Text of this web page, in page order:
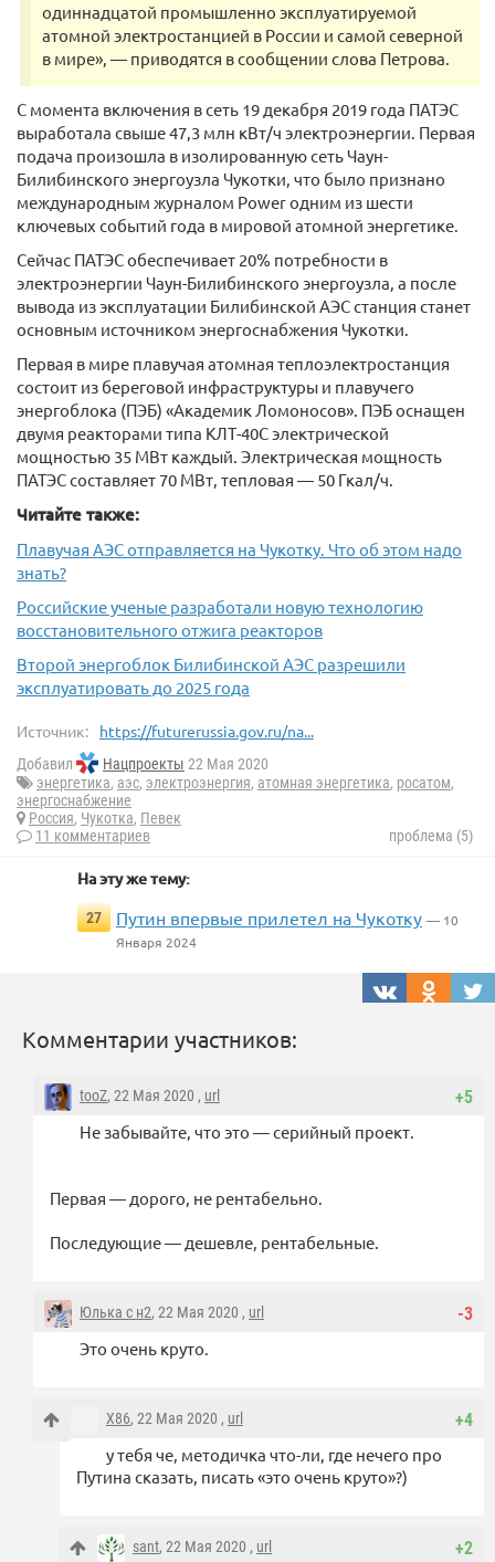
одиннадцатой промышленно эксплуатируемой
атомной электростанцией в России и самой северной
в мире», — приводятся в сообщении слова Петрова.
С момента включения в сеть 19 декабря 2019 года ПАТЭС
выработала свыше 47,3 млн кВт/ч электроэнергии. Первая
подача произошла в изолированную сеть Чаун-
Билибинского энергоузла Чукотки, что было признано
международным журналом Power одним из шести
ключевых событий года в мировой атомной энергетике.
Сейчас ПАТЭС обеспечивает 20% потребности в
электроэнергии Чаун-Билибинского энергоузла, а после
вывода из эксплуатации Билибинской АЭС станция станет
основным источником энергоснабжения Чукотки.
Первая в мире плавучая атомная теплоэлектростанция
состоит из береговой инфраструктуры и плавучего
энергоблока (ПЭБ) «Академик Ломоносов». ПЭБ оснащен
двумя реакторами типа КЛТ-40С электрической
мощностью 35 МВт каждый. Электрическая мощность
ПАТЭС составляет 70 МВт, тепловая — 50 Гкал/ч.
Читайте также:
Плавучая АЭС отправляется на Чукотку. Что об этом надо
знать?
Российские ученые разработали новую технологию
восстановительного отжига реакторов
Второй энергоблок Билибинской АЭС разрешили
эксплуатировать до 2025 года
Источник: https://futurerussia.gov.ru/na...
Добавил Нацпроекты 22 Мая 2020
энергетика, аэс, электроэнергия, атомная энергетика, росатом,
энергоснабжение
Россия, Чукотка, Певек
11 комментариев
проблема (5)
На эту же тему:
27 Путин впервые прилетел на Чукотку — 10
Января 2024
Комментарии участников:
+5
tooZ, 22 Мая 2020 , url
Не забывайте, что это — серийный проект.
Первая — дорого, не рентабельно.
Последующие — дешевле, рентабельные.
-3
Юлька с н2, 22 Мая 2020 , url
Это очень круто.
+4
X86, 22 Мая 2020 , url
у тебя че, методичка что-ли, где нечего про
Путина сказать, писать «это очень круто»?)
+2
sant, 22 Мая 2020 , url